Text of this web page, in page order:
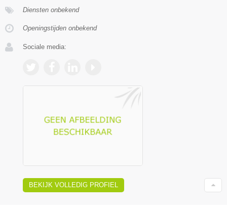
Diensten onbekend
Openingstijden onbekend
Sociale media:
BEKIJK VOLLEDIG PROFIEL